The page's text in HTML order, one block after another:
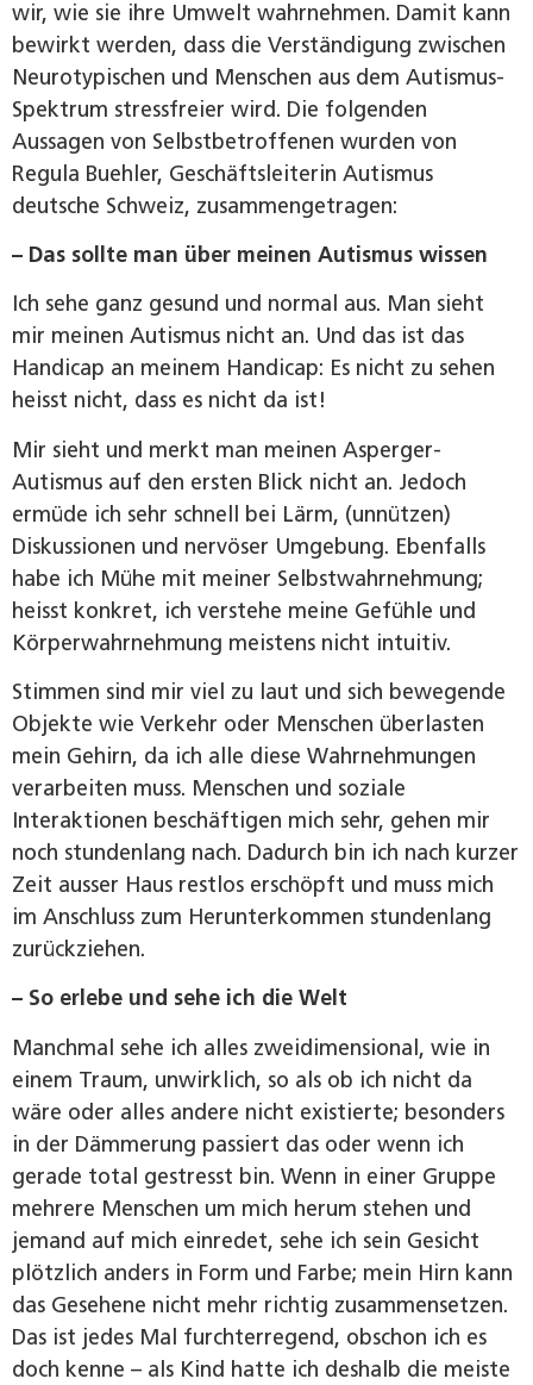
wir, wie sie ihre Umwelt wahrnehmen. Damit kann
bewirkt werden, dass die Verständigung zwischen
Neurotypischen und Menschen aus dem Autismus-
Spektrum stressfreier wird. Die folgenden
Aussagen von Selbstbetroffenen wurden von
Regula Buehler, Geschäftsleiterin Autismus
deutsche Schweiz, zusammengetragen:
– Das sollte man über meinen Autismus wissen
Ich sehe ganz gesund und normal aus. Man sieht
mir meinen Autismus nicht an. Und das ist das
Handicap an meinem Handicap: Es nicht zu sehen
heisst nicht, dass es nicht da ist!
Mir sieht und merkt man meinen Asperger-
Autismus auf den ersten Blick nicht an. Jedoch
ermüde ich sehr schnell bei Lärm, (unnützen)
Diskussionen und ­nervöser Umgebung. Ebenfalls
habe ich Mühe mit meiner Selbstwahrnehmung;
heisst konkret, ich verstehe meine Gefühle und
Körperwahrnehmung meistens nicht intuitiv.
Stimmen sind mir viel zu laut und sich bewegende
Objekte wie Verkehr oder Menschen überlasten
mein Gehirn, da ich alle diese Wahrnehmungen
verarbeiten muss. Menschen und soziale
Interaktionen beschäftigen mich sehr, gehen mir
noch stundenlang nach. Dadurch bin ich nach kurzer
Zeit ausser Haus restlos erschöpft und muss mich
im Anschluss zum Herunterkommen stundenlang
zurückziehen.
– So erlebe und sehe ich die Welt
Manchmal sehe ich alles zweidimensional, wie in
einem Traum, unwirklich, so als ob ich nicht da
wäre oder alles andere nicht existierte; besonders
in der Dämmerung passiert das oder wenn ich
gerade total gestresst bin. Wenn in einer Gruppe
mehrere Menschen um mich herum stehen und
jemand auf mich einredet, sehe ich sein Gesicht
plötzlich anders in Form und Farbe; mein Hirn kann
das Gesehene nicht mehr richtig zusammensetzen.
Das ist jedes Mal furchterregend, obschon ich es
doch kenne – als Kind hatte ich deshalb die meiste